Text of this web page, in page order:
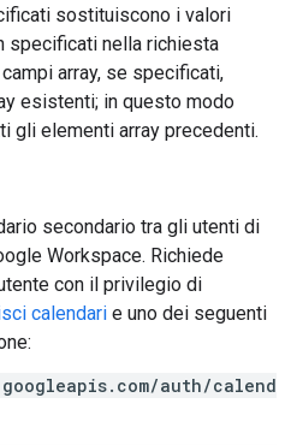
sostituiscono i valori
specificati nella richiesta
array, se specificati,
esistenti; in questo modo
gli elementi array precedenti.
secondario tra gli utenti di
Workspace. Richiede
con il privilegio di
calendari e uno dei seguenti
auth/calend